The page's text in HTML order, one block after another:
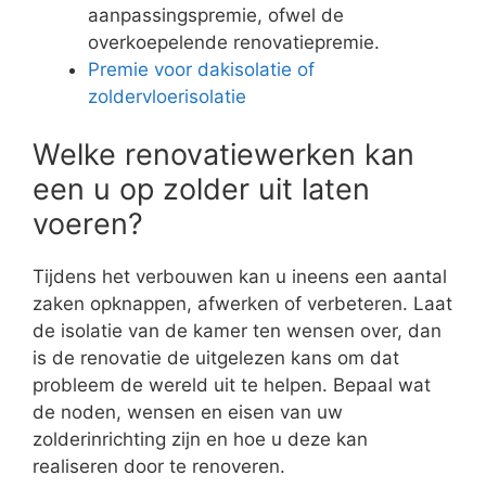
aanpassingspremie, ofwel de
overkoepelende renovatiepremie.
Premie voor dakisolatie of
zoldervloerisolatie
Welke renovatiewerken kan
een u op zolder uit laten
voeren?
Tijdens het verbouwen kan u ineens een aantal
zaken opknappen, afwerken of verbeteren. Laat
de isolatie van de kamer ten wensen over, dan
is de renovatie de uitgelezen kans om dat
probleem de wereld uit te helpen. Bepaal wat
de noden, wensen en eisen van uw
zolderinrichting zijn en hoe u deze kan
realiseren door te renoveren.